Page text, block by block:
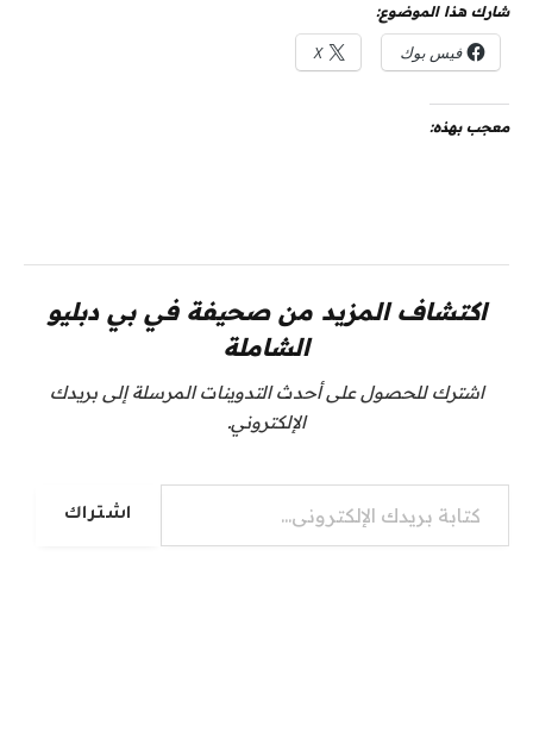
شارك هذا الموضوع:
فيس بوك X
معجب بهذه:
اكتشاف المزيد من صحيفة في بي دبليو
الشاملة
اشترك للحصول على أحدث التدوينات المرسلة إلى بريدك
الإلكتروني.
كتابة بريدك الإلكتروني...
اشتراك